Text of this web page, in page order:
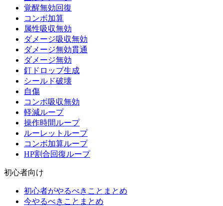
覚醒無効回復
コンボ加算
属性吸収無効
ダメージ吸収無効
ダメージ無効貫通
ダメージ無効
釘ドロップ生成
シールド破壊
自傷
コンボ吸収無効
軽減ループ
操作時間ループ
ルーレットループ
コンボ加算ループ
HP割合回復ループ
初心者向け
初心者がやるべきことまとめ
今やるべきことまとめ